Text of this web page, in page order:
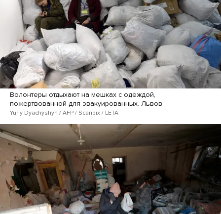
Волонтеры отдыхают на мешках с одеждой,
пожертвованной для эвакуированных. Львов
Yuriy Dyachyshyn / AFP / Scanpix / LETA